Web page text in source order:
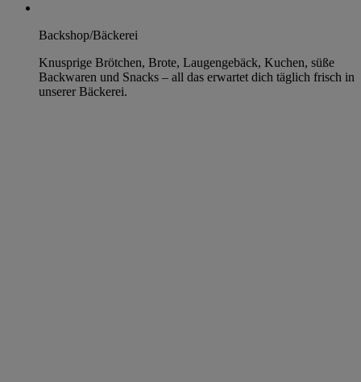
Backshop/Bäckerei
Knusprige Brötchen, Brote, Laugengebäck, Kuchen, süße
Backwaren und Snacks – all das erwartet dich täglich frisch in
unserer Bäckerei.